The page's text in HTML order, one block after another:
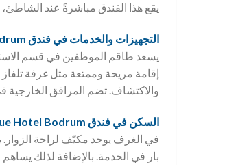
يقع هذا الفندق مباشرةً عند
التجهيزات والخدمات في فندق Del Mare Boutique Hotel Bodrum
يسعد طاقم الموظفين في قسم
إقامة مريحة وممتعة مثل غرفة
والاكتشاف. تضم المرافق الخارجية
السكن في فندق Del Mare Boutique Hotel Bodrum
في الغرف يوجد مكيّف لراحة
بار في الخدمة. بالإضافة لذلك